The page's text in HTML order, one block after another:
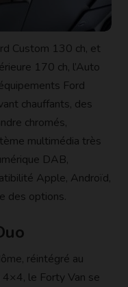
Custom 130 ch, et
170 ch, l’Auto
Ford
chauffants, des
chromés,
multimédia très
DAB,
Apple, Androïd,
des options.
réintégré au
le Forty Van se